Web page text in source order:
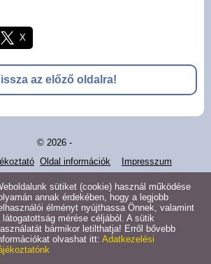
00008
X
az előző oldalra!
© 2026 -
Oldal információk Impresszum
sütiket (cookie) használ működése
annak érdekében, hogy a legjobb
élményt nyújthassa Önnek, valamint
látogatottság mérése céljából. A sütik
bármikor letilthatja! Erről bővebb
olvashat itt: Adatkezelési